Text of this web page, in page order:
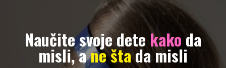
Naučite svoje dete kakoda
misli, ane štada misli